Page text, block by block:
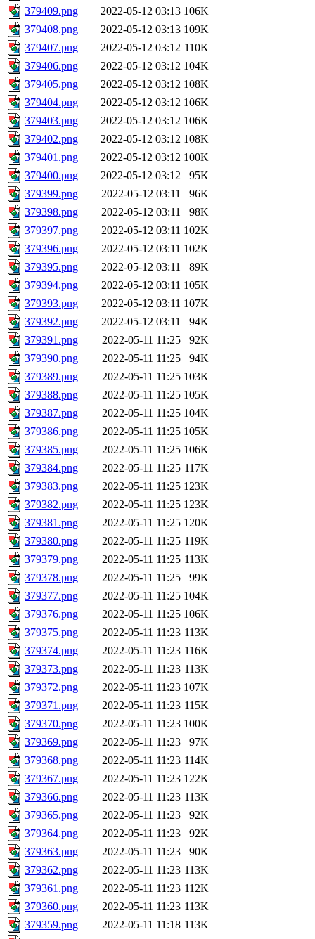
379409.png
2022-05-12 03:13 106K
379408.png
2022-05-12 03:13 109K
379407.png
2022-05-12 03:12 110K
379406.png
2022-05-12 03:12 104K
379405.png
2022-05-12 03:12 108K
379404.png
2022-05-12 03:12 106K
379403.png
2022-05-12 03:12 106K
379402.png
2022-05-12 03:12 108K
379401.png
2022-05-12 03:12 100K
379400.png
2022-05-12 03:12
95K
379399.png
2022-05-12 03:11
96K
379398.png
2022-05-12 03:11
98K
379397.png
2022-05-12 03:11 102K
379396.png
2022-05-12 03:11 102K
379395.png
2022-05-12 03:11
89K
379394.png
2022-05-12 03:11 105K
379393.png
2022-05-12 03:11 107K
379392.png
2022-05-12 03:11
94K
379391.png
2022-05-11 11:25
92K
379390.png
2022-05-11 11:25
94K
379389.png
2022-05-11 11:25 103K
379388.png
2022-05-11 11:25 105K
379387.png
2022-05-11 11:25 104K
379386.png
2022-05-11 11:25 105K
379385.png
2022-05-11 11:25 106K
379384.png
2022-05-11 11:25 117K
379383.png
2022-05-11 11:25 123K
379382.png
2022-05-11 11:25 123K
379381.png
2022-05-11 11:25 120K
379380.png
2022-05-11 11:25 119K
379379.png
2022-05-11 11:25 113K
379378.png
2022-05-11 11:25
99K
379377.png
2022-05-11 11:25 104K
379376.png
2022-05-11 11:25 106K
379375.png
2022-05-11 11:23 113K
379374.png
2022-05-11 11:23 116K
379373.png
2022-05-11 11:23 113K
379372.png
2022-05-11 11:23 107K
379371.png
2022-05-11 11:23 115K
379370.png
2022-05-11 11:23 100K
379369.png
2022-05-11 11:23
97K
379368.png
2022-05-11 11:23 114K
379367.png
2022-05-11 11:23 122K
379366.png
2022-05-11 11:23 113K
379365.png
2022-05-11 11:23
92K
379364.png
2022-05-11 11:23
92K
379363.png
2022-05-11 11:23
90K
379362.png
2022-05-11 11:23 113K
379361.png
2022-05-11 11:23 112K
379360.png
2022-05-11 11:23 113K
379359.png
2022-05-11 11:18 113K